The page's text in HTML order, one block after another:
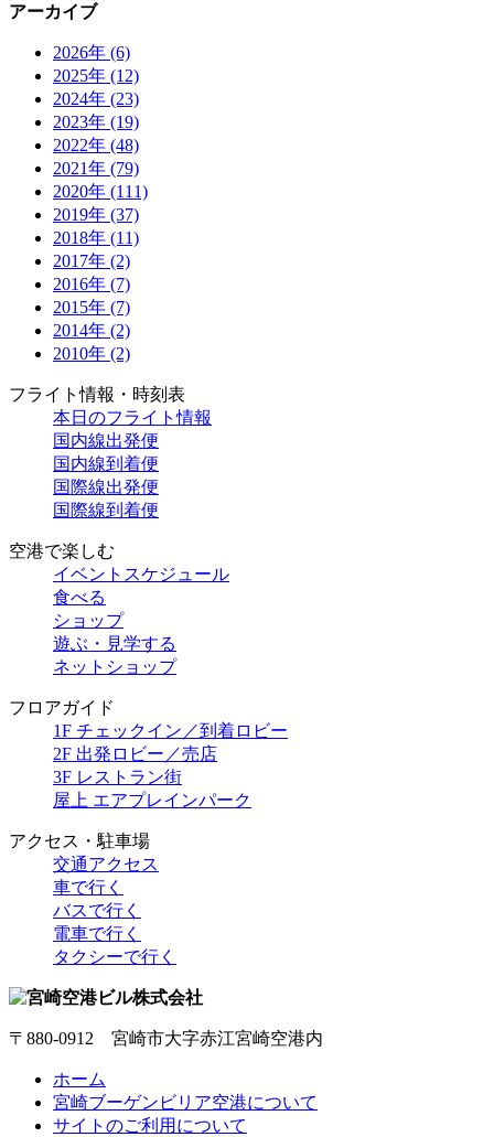
アーカイブ
2026年 (6)
2025年 (12)
2024年 (23)
2023年 (19)
2022年 (48)
2021年 (79)
2020年 (111)
2019年 (37)
2018年 (11)
2017年 (2)
2016年 (7)
2015年 (7)
2014年 (2)
2010年 (2)
フライト情報・時刻表
本日のフライト情報
国内線出発便
国内線到着便
国際線出発便
国際線到着便
空港で楽しむ
イベントスケジュール
食べる
ショップ
遊ぶ・見学する
ネットショップ
フロアガイド
1F チェックイン／到着ロビー
2F 出発ロビー／売店
3F レストラン街
屋上 エアプレインパーク
アクセス・駐車場
交通アクセス
車で行く
バスで行く
電車で行く
タクシーで行く
〒880-0912 宮崎市大字赤江宮崎空港内
ホーム
宮崎ブーゲンビリア空港について
サイトのご利用について